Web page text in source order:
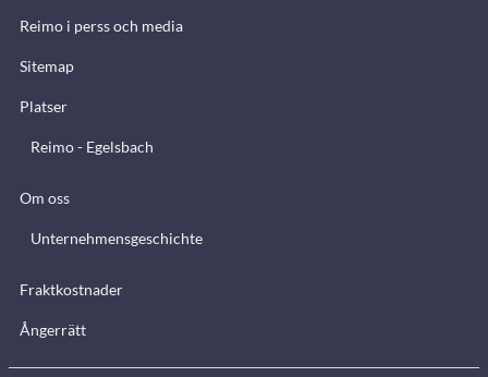
Reimo i perss och media
Sitemap
Platser
Reimo - Egelsbach
Om oss
Unternehmensgeschichte
Fraktkostnader
Ångerrätt